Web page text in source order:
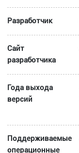
Разработчик
Сайт
разработчика
Года выхода
версий
Поддерживаемые
операционные